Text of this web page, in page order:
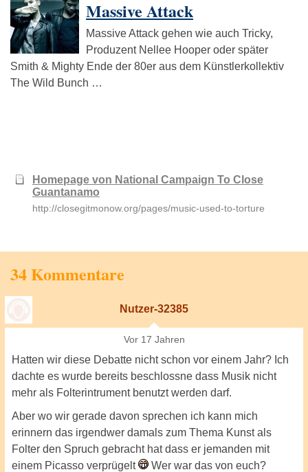
Massive Attack
Massive Attack gehen wie auch Tricky,
Produzent Nellee Hooper oder später
Smith & Mighty Ende der 80er aus dem Künstlerkollektiv
The Wild Bunch …
Homepage von National Campaign To Close
Guantanamo
http://closegitmonow.org/pages/music-used-to-torture
34 Kommentare
Nutzer-32385
Vor 17 Jahren
Hatten wir diese Debatte nicht schon vor einem Jahr? Ich
dachte es wurde bereits beschlossne dass Musik nicht
mehr als Folterintrument benutzt werden darf.
Aber wo wir gerade davon sprechen ich kann mich
erinnern das irgendwer damals zum Thema Kunst als
Folter den Spruch gebracht hat dass er jemanden mit
einem Picasso verprügelt
Wer war das von euch?